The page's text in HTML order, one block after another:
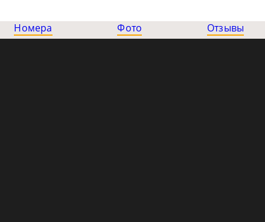
Номера Фото Отзывы